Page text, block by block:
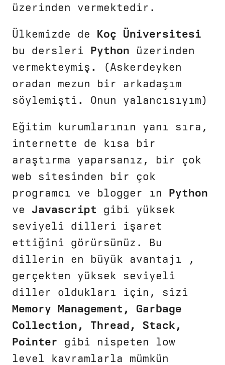
üzerinden vermektedir.
Ülkemizde de Koç Üniversitesi
bu dersleri Python üzerinden
vermekteymiş. (Askerdeyken
oradan mezun bir arkadaşım
söylemişti. Onun yalancısıyım)
Eğitim kurumlarının yanı sıra,
internette de kısa bir
araştırma yaparsanız, bir çok
web sitesinden bir çok
programcı ve blogger ın Python
ve Javascript gibi yüksek
seviyeli dilleri işaret
ettiğini görürsünüz. Bu
dillerin en büyük avantajı ,
gerçekten yüksek seviyeli
diller oldukları için, sizi
Memory Management, Garbage
Collection, Thread, Stack,
Pointer gibi nispeten low
level kavramlarla mümkün